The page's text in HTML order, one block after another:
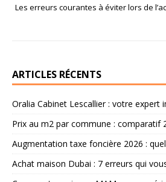
Les erreurs courantes à éviter lors de
ARTICLES RÉCENTS
Oralia Cabinet Lescallier : votre expert
Prix au m2 par commune : comparatif
Augmentation taxe foncière 2026 :
Achat maison Dubai : 7 erreurs qui